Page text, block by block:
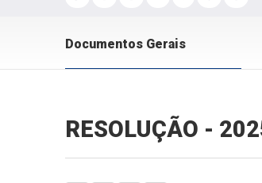
Documentos Gerais
RESOLUÇÃO -